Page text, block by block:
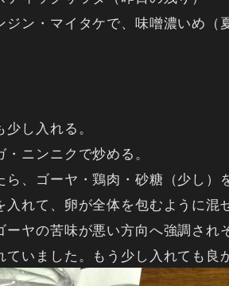
ン・マイタケで、味噌濃いめ（
し入れる。
ニンニクで炒める。
、ゴーヤ・鶏肉・砂糖（少し）
れて、卵が全体を包むように混
ヤの苦味が悪い方向へ強調され
いました。もう少し入れても良